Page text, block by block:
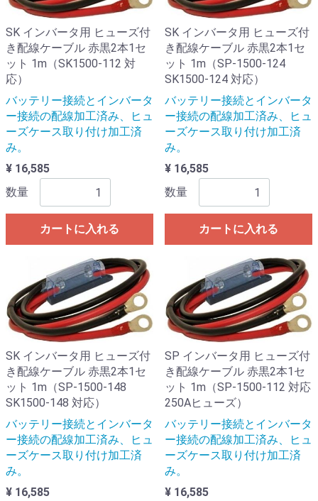
SK インバータ用 ヒューズ付
き配線ケーブル 赤黒2本1セ
ット 1m（SK1500-112 対
応）
バッテリー接続とインバータ
ー接続の配線加工済み、ヒュ
ーズケース取り付け加工済
み。
¥ 16,585
数量
カートに入れる
SK インバータ用 ヒューズ付
き配線ケーブル 赤黒2本1セ
ット 1m（SP-1500-124
SK1500-124 対応）
バッテリー接続とインバータ
ー接続の配線加工済み、ヒュ
ーズケース取り付け加工済
み。
¥ 16,585
数量
カートに入れる
SK インバータ用 ヒューズ付
き配線ケーブル 赤黒2本1セ
ット 1m（SP-1500-148
SK1500-148 対応）
バッテリー接続とインバータ
ー接続の配線加工済み、ヒュ
ーズケース取り付け加工済
み。
¥ 16,585
SP インバータ用 ヒューズ付
き配線ケーブル 赤黒2本1セ
ット 1m（SP-1500-112 対応
250Aヒューズ）
バッテリー接続とインバータ
ー接続の配線加工済み、ヒュ
ーズケース取り付け加工済
み。
¥ 16,585